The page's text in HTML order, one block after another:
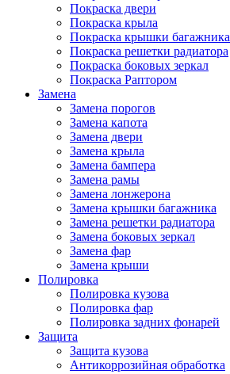
Покраска двери
Покраска крыла
Покраска крышки багажника
Покраска решетки радиатора
Покраска боковых зеркал
Покраска Раптором
Замена
Замена порогов
Замена капота
Замена двери
Замена крыла
Замена бампера
Замена рамы
Замена лонжерона
Замена крышки багажника
Замена решетки радиатора
Замена боковых зеркал
Замена фар
Замена крыши
Полировка
Полировка кузова
Полировка фар
Полировка задних фонарей
Защита
Защита кузова
Антикоррозийная обработка